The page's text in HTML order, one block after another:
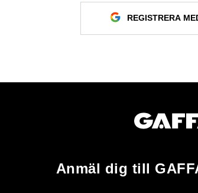
REGISTRERA
Anmäl dig till